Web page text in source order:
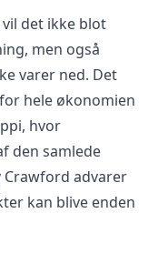
det ikke blot
men også
varer ned. Det
hele økonomien
hvor
den samlede
Crawford advarer
kan blive enden